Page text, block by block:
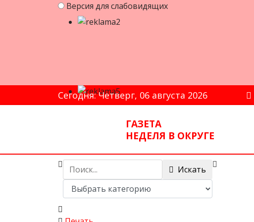
Версия для слабовидящих
Сегодня: Четверг, 06 августа 2026
ГАЗЕТА
НЕДЕЛЯ В ОКРУГЕ
Искать